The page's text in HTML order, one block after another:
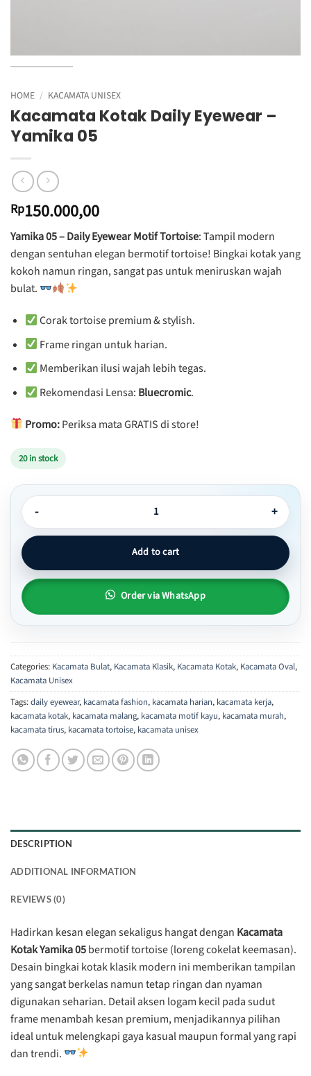
HOME / KACAMATA UNISEX
Kacamata Kotak Daily Eyewear –
Yamika 05
Rp150.000,00
Yamika 05 – Daily Eyewear Motif Tortoise: Tampil modern
dengan sentuhan elegan bermotif tortoise! Bingkai kotak yang
kokoh namun ringan, sangat pas untuk meniruskan wajah
bulat.
Corak tortoise premium & stylish.
Frame ringan untuk harian.
Memberikan ilusi wajah lebih tegas.
Rekomendasi Lensa: Bluecromic.
Promo:Periksa mata GRATIS di store!
20 in stock
Kacamata Kotak Daily Eyewear - Yamika 05 quantity
Add to cart
Order via WhatsApp
Categories: Kacamata Bulat, Kacamata Klasik, Kacamata Kotak, Kacamata Oval,
Kacamata Unisex
Tags:daily eyewear, kacamata fashion, kacamata harian, kacamata kerja,
kacamata kotak, kacamata malang, kacamata motif kayu, kacamata murah,
kacamata tirus, kacamata tortoise, kacamata unisex
DESCRIPTION
ADDITIONAL INFORMATION
REVIEWS (0)
Hadirkan kesan elegan sekaligus hangat dengan Kacamata
Kotak Yamika 05bermotif tortoise (loreng cokelat keemasan).
Desain bingkai kotak klasik modern ini memberikan tampilan
yang sangat berkelas namun tetap ringan dan nyaman
digunakan seharian. Detail aksen logam kecil pada sudut
frame menambah kesan premium, menjadikannya pilihan
ideal untuk melengkapi gaya kasual maupun formal yang rapi
dan trendi.